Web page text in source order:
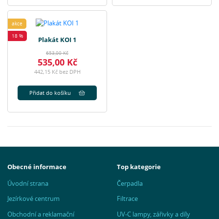
akce
18 %
Plakát KOI 1
653,00 Kč
535,00 Kč
442,15 Kč bez DPH
Přidat do košíku
Obecné informace
Úvodní strana
Jezírkové centrum
Obchodní a reklamační
Top kategorie
Čerpadla
Filtrace
UV-C lampy, zářivky a díly